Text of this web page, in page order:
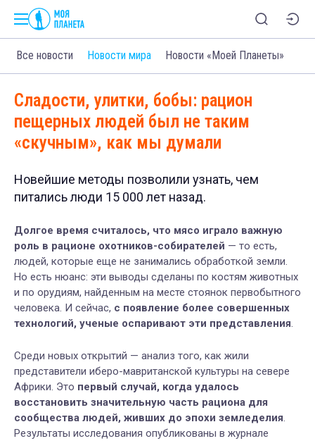
Все новости Новости мира Новости «Моей Планеты»
Сладости, улитки, бобы: рацион
пещерных людей был не таким
«скучным», как мы думали
Новейшие методы позволили узнать, чем
питались люди 15 000 лет назад.
Долгое время считалось, что мясо играло важную
роль в рационе охотников-собирателей — то есть,
людей, которые еще не занимались обработкой земли.
Но есть нюанс: эти выводы сделаны по костям животных
и по орудиям, найденным на месте стоянок первобытного
человека. И сейчас, с появление более совершенных
технологий, ученые оспаривают эти представления.
Среди новых открытий — анализ того, как жили
представители иберо-мавританской культуры на севере
Африки. Это первый случай, когда удалось
восстановить значительную часть рациона для
сообщества людей, живших до эпохи земледелия.
Результаты исследования опубликованы в журнале